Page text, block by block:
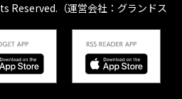
Reserved.（運営会社：グランドス